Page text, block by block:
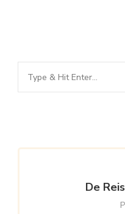
Looking
for
De